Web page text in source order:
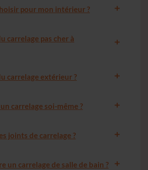
pour mon intérieur ?
carrelage pas cher à
carrelage extérieur ?
carrelage soi-même ?
joints de carrelage ?
un carrelage de salle de bain ?